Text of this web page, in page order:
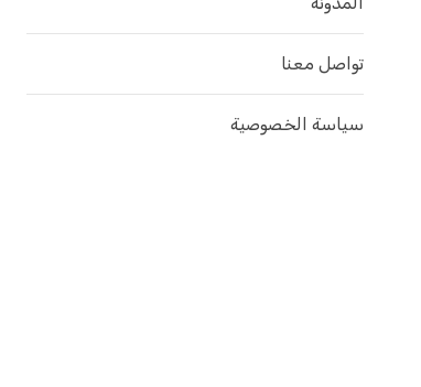
تواصل معنا
سياسة الخصوصية